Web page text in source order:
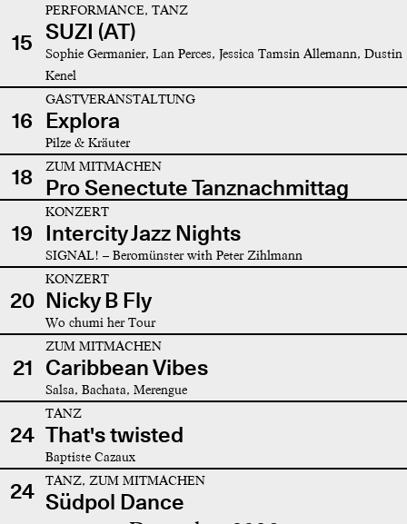
15
PERFORMANCE, TANZ
SUZI (AT)
Sophie Germanier, Lan Perces, Jessica Tamsin Allemann, Dustin
Kenel
16
GASTVERANSTALTUNG
Explora
Pilze & Kräuter
18 ZUM MITMACHEN
Pro Senectute Tanznachmittag
19
KONZERT
Intercity Jazz Nights
SIGNAL! – Beromünster with Peter Zihlmann
20
KONZERT
Nicky B Fly
Wo chumi her Tour
21
ZUM MITMACHEN
Caribbean Vibes
Salsa, Bachata, Merengue
24
TANZ
That's twisted
Baptiste Cazaux
24 TANZ, ZUM MITMACHEN
Südpol Dance